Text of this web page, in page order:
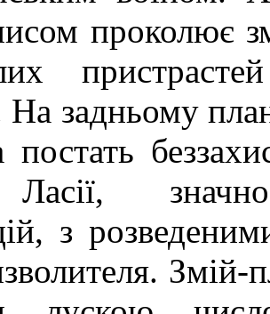
проколює
задньому
постать
Ласії,
з